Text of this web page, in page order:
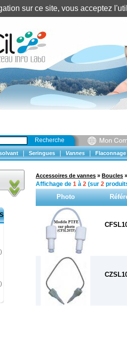
Recherche
Seringues Vannes Flaconnage
)
)
Accessoires de vannes » Boucles
Affichage de 1 à 2 (sur 2
Photo
sur ce site, vous acceptez